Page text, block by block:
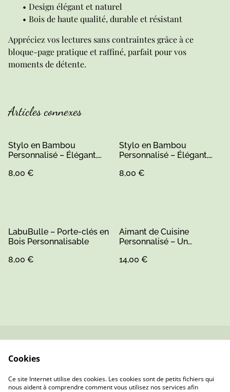
Design élégant et naturel
Bois de haute qualité, durable et résistant
Appréciez vos lectures sans contraintes grâce à ce
bloque-page pratique et raffiné, parfait pour vos
moments de détente.
Articles connexes
Stylo en Bambou
Personnalisé – Élégant,
8,00 €
Stylo en Bambou
Personnalisé – Élégant,
8,00 €
LabuBulle – Porte-clés en
Bois Personnalisable
8,00 €
Aimant de Cuisine
Personnalisé – Un
14,00 €
confidentialité
Cookies
Ce site Internet utilise des cookies. Les cookies sont de petits fichiers qui
nous aident à comprendre comment vous utilisez nos services afin